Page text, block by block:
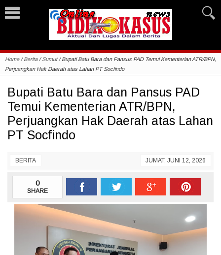
Home/Berita/Sumut/Bupati Batu Bara dan Pansus PAD Temui Kementerian ATR/BPN,
Perjuangkan Hak Daerah atas Lahan PT Socfindo
Bupati Batu Bara dan Pansus PAD
Temui Kementerian ATR/BPN,
Perjuangkan Hak Daerah atas Lahan
PT Socfindo
BERITA JUMAT, JUNI 12, 2026
0
SHARE